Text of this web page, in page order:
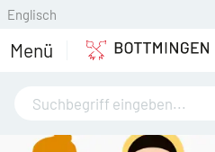
Englisch
Menü